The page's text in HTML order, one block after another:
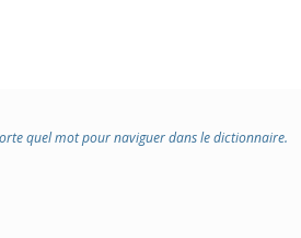
quel mot pour naviguer dans le dictionnaire.